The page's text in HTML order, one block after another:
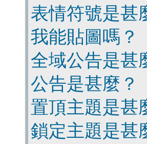
表情符號是甚
我能貼圖嗎？
全域公告是甚
公告是甚麼？
置頂主題是甚
鎖定主題是甚